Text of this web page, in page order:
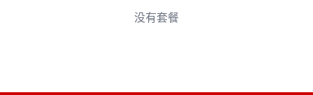
没有套餐